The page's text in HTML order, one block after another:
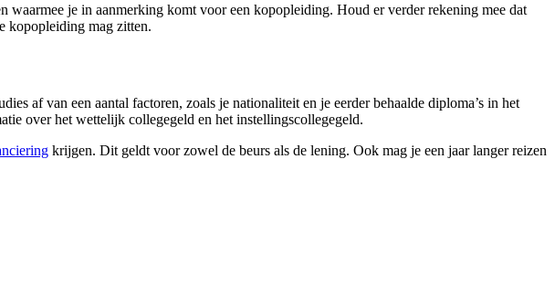
waarmee je in aanmerking komt voor een kopopleiding. Houd er verder rekening mee dat
kopopleiding mag zitten.
af van een aantal factoren, zoals je nationaliteit en je eerder behaalde diploma’s in het
over het wettelijk collegegeld en het instellingscollegegeld.
krijgen. Dit geldt voor zowel de beurs als de lening. Ook mag je een jaar langer reizen